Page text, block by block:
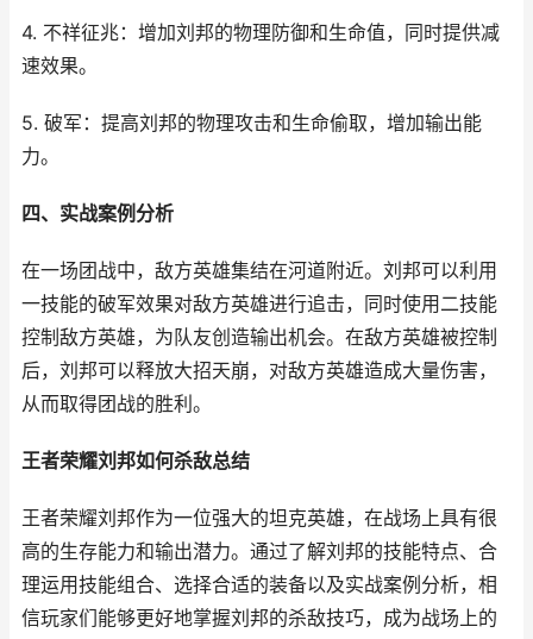
4. 不祥征兆：增加刘邦的物理防御和生命值，同时提供减
速效果。
5. 破军：提高刘邦的物理攻击和生命偷取，增加输出能
力。
四、实战案例分析
在一场团战中，敌方英雄集结在河道附近。刘邦可以利用
一技能的破军效果对敌方英雄进行追击，同时使用二技能
控制敌方英雄，为队友创造输出机会。在敌方英雄被控制
后，刘邦可以释放大招天崩，对敌方英雄造成大量伤害，
从而取得团战的胜利。
王者荣耀刘邦如何杀敌总结
王者荣耀刘邦作为一位强大的坦克英雄，在战场上具有很
高的生存能力和输出潜力。通过了解刘邦的技能特点、合
理运用技能组合、选择合适的装备以及实战案例分析，相
信玩家们能够更好地掌握刘邦的杀敌技巧，成为战场上的